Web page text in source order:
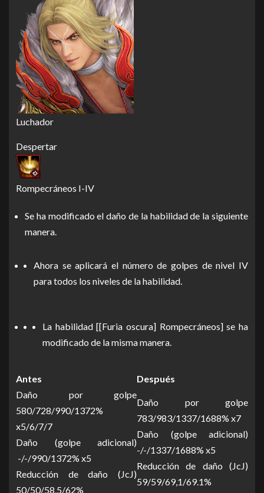
Luchador
Despertar
Rompecráneos I-IV
Se ha modificado el daño de la habilidad de la siguiente
manera.
Ahora se aplicará el número de golpes de nivel IV
para todos los niveles de la habilidad.
La habilidad [[Furia oscura] Rompecráneos] se ha
modificado de la misma manera.
Antes
Después
Daño por golpe
580/728/990/1372%
x5/6/7/7
Daño (golpe adicional)
-/-/990/1372% x5
Reducción de daño (JcJ)
50/50/58,5/62%
Daño por golpe
783/983/1337/1688% x7
Daño (golpe adicional)
-/-/1337/1688% x5
Reducción de daño (JcJ)
59/59/69,1/69.1%